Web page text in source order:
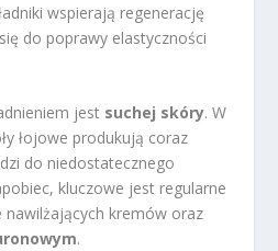
wspierają regenerację
do poprawy elastyczności
jest suchej skóry. W
łojowe produkują coraz
do niedostatecznego
kluczowe jest regularne
kremów oraz
.